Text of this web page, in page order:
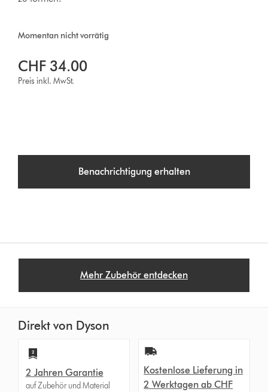
Momentan nicht vorrätig
CHF 34.00
Preis inkl. MwSt.
Benachrichtigung erhalten
Mehr Zubehör entdecken
Direkt von Dyson
2 Jahren Garantie
auf Zubehör und Material
Kostenlose Lieferung in
2 Werktagen ab CHF